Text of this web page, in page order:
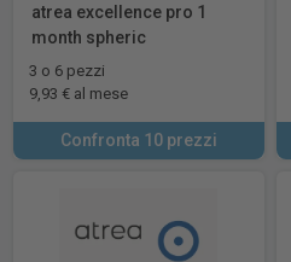
atrea excellence pro 1
month spheric
3 o 6 pezzi
9,93 € al mese
Confronta 10 prezzi